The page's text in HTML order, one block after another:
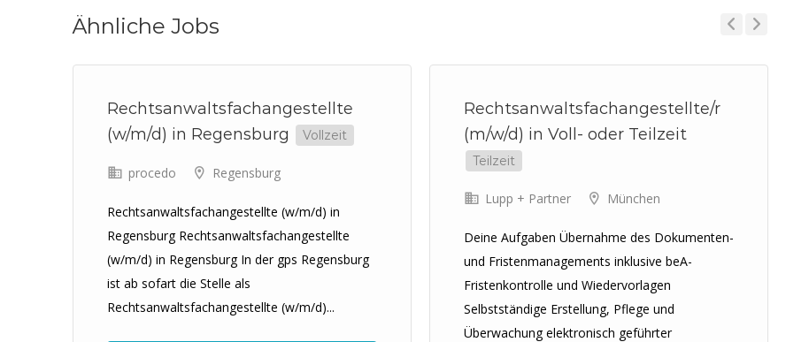
Ähnliche Jobs
Rechtsanwaltsfachangestellte
(w/m/d) in Regensburg
Vollzeit
procedo Regensburg
Rechtsanwaltsfachangestellte (w/m/d) in
Regensburg Rechtsanwaltsfachangestellte
(w/m/d) in Regensburg In der gps Regensburg
ist ab sofart die Stelle als
Rechtsanwaltsfachangestellte (w/m/d)...
Rechtsanwaltsfachangestellte/r
(m/w/d) in Voll- oder Teilzeit
Teilzeit
Lupp + Partner München
Deine Aufgaben Übernahme des Dokumenten-
und Fristenmanagements inklusive beA-
Fristenkontrolle und Wiedervorlagen
Selbstständige Erstellung, Pflege und
Überwachung elektronisch geführter